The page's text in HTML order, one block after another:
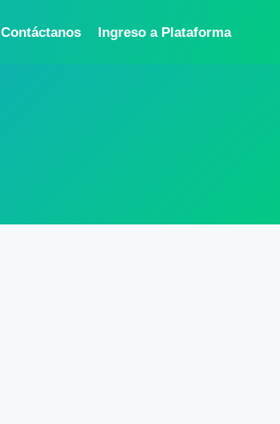
Contáctanos Ingreso a Plataforma